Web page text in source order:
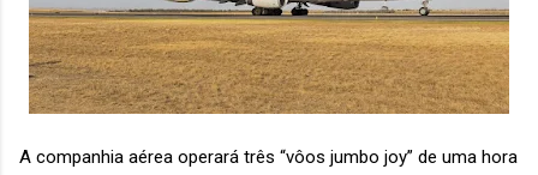
A companhia aérea operará três “vôos jumbo joy” de uma hora